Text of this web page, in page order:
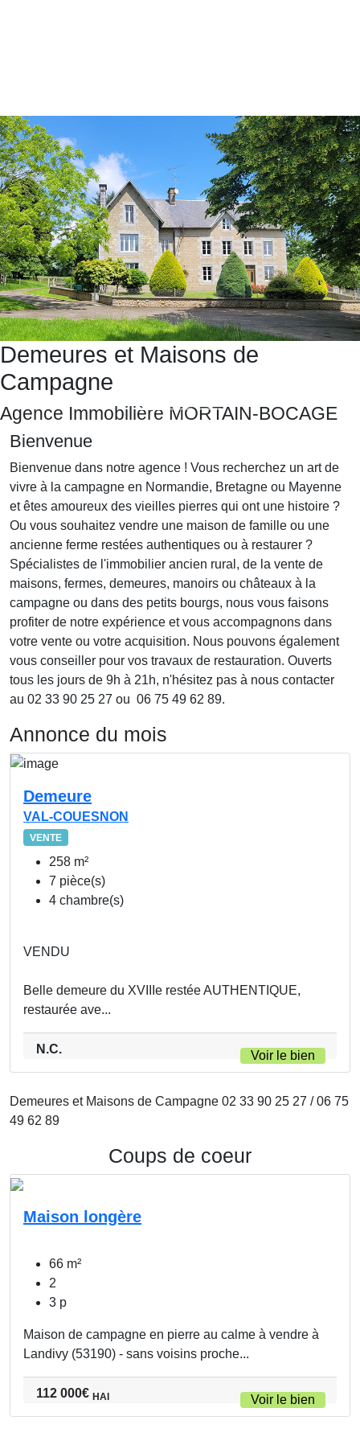
Demeures et Maisons de
Campagne
Agence Immobilière MORTAIN-BOCAGE
Bienvenue
Bienvenue dans notre agence ! Vous recherchez un art de
vivre à la campagne en Normandie, Bretagne ou Mayenne
et êtes amoureux des vieilles pierres qui ont une histoire ?
Ou vous souhaitez vendre une maison de famille ou une
ancienne ferme restées authentiques ou à restaurer ?
Spécialistes de l'immobilier ancien rural, de la vente de
maisons, fermes, demeures, manoirs ou châteaux à la
campagne ou dans des petits bourgs, nous vous faisons
profiter de notre expérience et vous accompagnons dans
votre vente ou votre acquisition. Nous pouvons également
vous conseiller pour vos travaux de restauration. Ouverts
tous les jours de 9h à 21h, n'hésitez pas à nous contacter
au 02 33 90 25 27 ou 06 75 49 62 89.
Annonce du mois
Demeure
VAL-COUESNON
VENTE
258 m²
7 pièce(s)
4 chambre(s)
VENDU
Belle demeure du XVIIIe restée AUTHENTIQUE,
restaurée ave...
N.C. Voir le bien
Demeures et Maisons de Campagne 02 33 90 25 27 / 06 75
49 62 89
Coups de coeur
Maison longère
66 m²
2
3 p
Maison de campagne en pierre au calme à vendre à
Landivy (53190) - sans voisins proche...
112 000€ HAI Voir le bien